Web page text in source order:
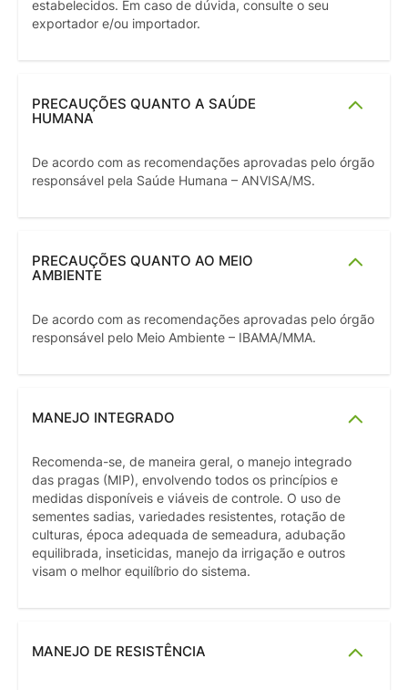
estabelecidos. Em caso de dúvida, consulte o seu
exportador e/ou importador.
PRECAUÇÕES QUANTO A SAÚDE
HUMANA
De acordo com as recomendações aprovadas pelo órgão
responsável pela Saúde Humana – ANVISA/MS.
PRECAUÇÕES QUANTO AO MEIO
AMBIENTE
De acordo com as recomendações aprovadas pelo órgão
responsável pelo Meio Ambiente – IBAMA/MMA.
MANEJO INTEGRADO
Recomenda-se, de maneira geral, o manejo integrado
das pragas (MIP), envolvendo todos os princípios e
medidas disponíveis e viáveis de controle. O uso de
sementes sadias, variedades resistentes, rotação de
culturas, época adequada de semeadura, adubação
equilibrada, inseticidas, manejo da irrigação e outros
visam o melhor equilíbrio do sistema.
MANEJO DE RESISTÊNCIA